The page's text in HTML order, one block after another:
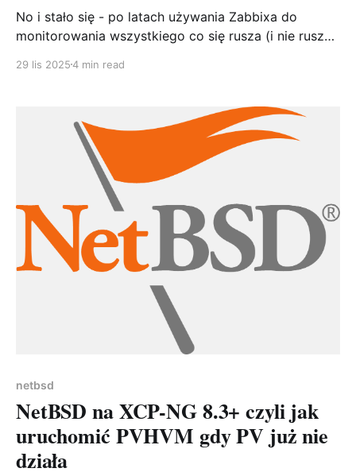
No i stało się - po latach używania Zabbixa do
monitorowania wszystkiego co się rusza (i nie rusza),
maszyn NetBSD na tip top. I tu pojawił się problem:
dla Linuxa, FreeBSD, OpenBSD, AIX, HP-UX, Solaris...
29 lis 20254 min read
netbsd
NetBSD na XCP-NG 8.3+ czyli jak
uruchomić PVHVM gdy PV już nie
działa